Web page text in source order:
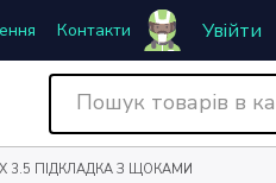
Контакти Увійти
3.5 ПІДКЛАДКА З ЩОКАМИ